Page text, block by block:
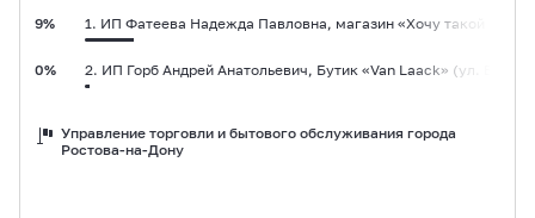
9% 1. ИП Фатеева Надежда Павловна, магазин «Хочу такой
0% 2. ИП Горб Андрей Анатольевич, Бутик «Van Laack» (ул.
4. ИП Погосян Мгер Мартунович, магазин «Мясной Мир» (ул.
Управление торговли и бытового обслуживания города
Ростова-на-Дону